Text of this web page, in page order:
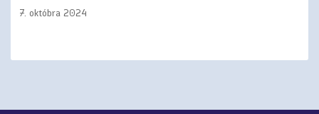
7. októbra 2024